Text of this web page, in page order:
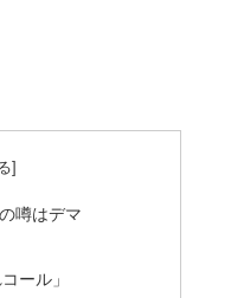
噂はデマ
ール」